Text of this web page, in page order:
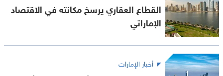
القطاع العقاري يرسخ مكانته في الاقتصاد
الإماراتي
أخبار الإمارات